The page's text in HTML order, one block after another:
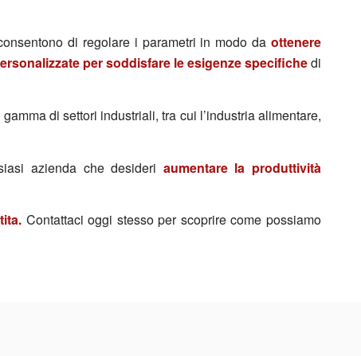
di regolare i parametri in modo daottenere
per soddisfare le esigenze specifichedi
di settori industriali, tra cui l’industria alimentare,
azienda che desideri aumentare la produttività
Contattaci oggi stesso per scoprire come possiamo